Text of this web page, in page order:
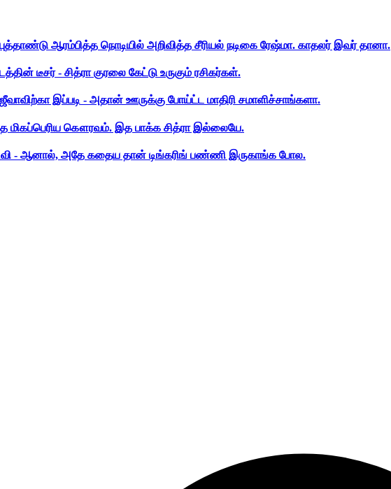
ஆரம்பித்த நொடியில் அறிவித்த சீரியல் நடிகை ரேஷ்மா. காதலர் இவர் தானா.
டீசர் - சித்ரா குரலை கேட்டு உருகும் ரசிகர்கள்.
இப்படி - அதான் ஊருக்கு போய்ட்ட மாதிரி சமாளிச்சாங்களா.
மிகப்பெரிய கௌரவம். இத பாக்க சித்ரா இல்லையே.
- ஆனால், அதே கதைய தான் டிங்கரிங் பண்ணி இருகாங்க போல.